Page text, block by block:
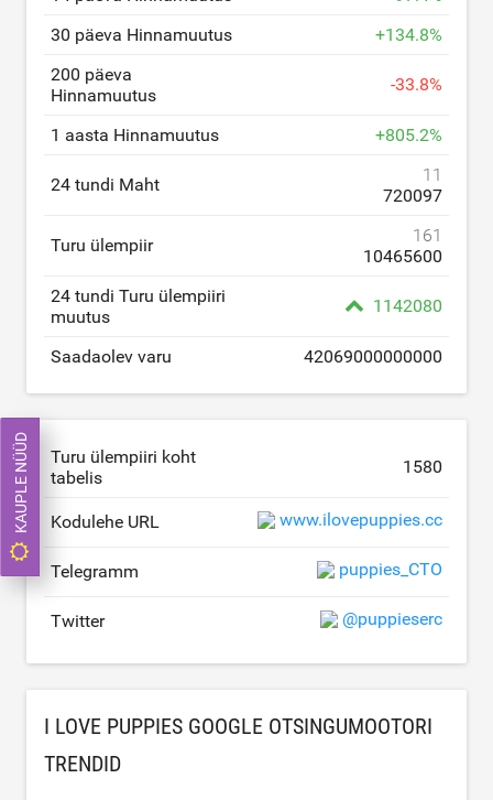
30 päeva Hinnamuutus
+134.8%
200 päeva
Hinnamuutus
-33.8%
1 aasta Hinnamuutus +805.2%
24 tundi Maht
11
720097
Turu ülempiir
161
10465600
24 tundi Turu ülempiiri
muutus
1142080
Saadaolev varu 42069000000000
Turu ülempiiri koht
tabelis
1580
Kodulehe URL www.ilovepuppies.cc
Telegramm puppies_CTO
Twitter @puppieserc
I LOVE PUPPIES GOOGLE OTSINGUMOOTORI
TRENDID
KAUPLE NÜÜD